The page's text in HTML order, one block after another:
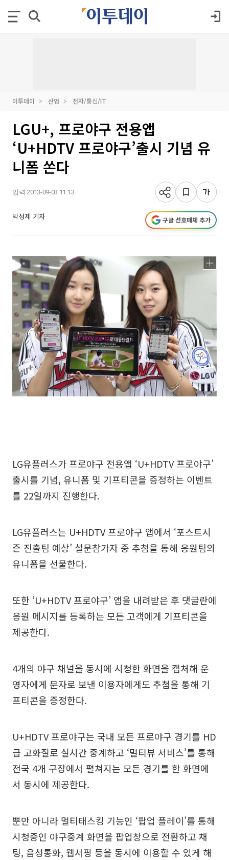
이투데이 산업 전자/통신/IT
LGU+, 프로야구 전용앱
‘U+HDTV 프로야구’출시 기념 유
니폼 쏜다
입력 2013-09-03 11:13
박성제 기자 구글 선호매체 추가
LG유플러스가 프로야구 전용앱 ‘U+HDTV 프로야구’
출시를 기념, 유니폼 및 기프티콘을 증정하는 이벤트
를 22일까지 진행한다.
LG유플러스는 U+HDTV 프로야구 앱에서 ‘포스트시
즌 진출팀 예상’ 설문참가자 중 추첨을 통해 응원팀의
유니폼을 선물한다.
또한 ‘U+HDTV 프로야구’ 앱을 내려받은 후 댓글란에
응원 메시지를 등록하는 모든 고객에게 기프티콘을
제공한다.
4개의 야구 채널을 동시에 시청한 화면을 캡처해 운
영자에게 문자로 보낸 이용자에게도 추첨을 통해 기
프티콘을 증정한다.
U+HDTV 프로야구는 국내 모든 프로야구 경기를 HD
급 고화질로 실시간 중계하고 ‘멀티뷰 서비스’를 통해
전국 4개 구장에서 펼쳐지는 모든 경기를 한 화면에
서 동시에 제공한다.
뿐만 아니라 멀티태스킹 기능인 ‘팝업 플레이’를 통해
시청중인 야구중계 화면을 팝업창으로 전환하고 채
팅, 음성통화, 웹서핑 등을 동시에 이용할 수 있게 해